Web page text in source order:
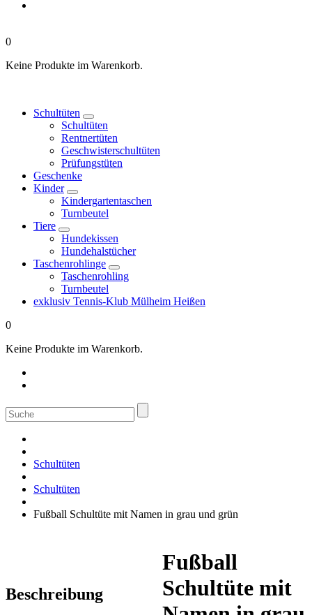
0
Keine Produkte im Warenkorb.
Schultüten
Schultüten
Rentnertüten
Geschwisterschultüten
Prüfungstüten
Geschenke
Kinder
Kindergartentaschen
Turnbeutel
Tiere
Hundekissen
Hundehalstücher
Taschenrohlinge
Taschenrohling
Turnbeutel
exklusiv Tennis-Klub Mülheim Heißen
0
Keine Produkte im Warenkorb.
Suche
nach:
Schultüten
Schultüten
Fußball Schultüte mit Namen in grau und grün
Fußball
Schultüte mit
Beschreibung